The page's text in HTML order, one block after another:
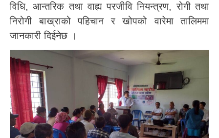
विधि, आन्तरिक तथा वाह्य परजीवि नियन्त्रण, रोगी तथा
निरोगी बाख्राको पहिचान र खोपको वारेमा तालिममा
जानकारी दिईनेछ ।